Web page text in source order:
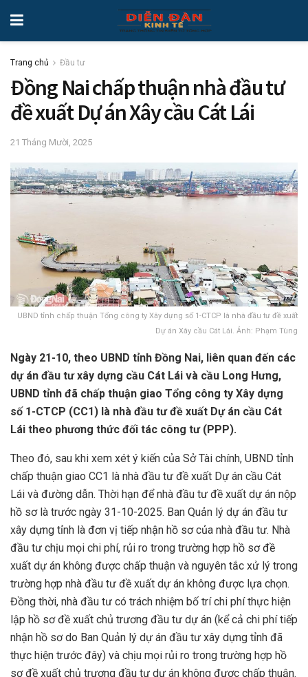
Trang chủ Đầu tư
Đồng Nai chấp thuận nhà đầu tư
đề xuất Dự án Xây cầu Cát Lái
21 Tháng Mười, 2025
UBND tỉnh chấp thuận Tổng công ty Xây dựng số 1-CTCP là nhà đầu tư đề xuất
Dự án Xây cầu Cát Lái. Ảnh: Phạm Tùng
Ngày 21-10, theo UBND tỉnh Đồng Nai, liên quan đến các
dự án đầu tư xây dựng cầu Cát Lái và cầu Long Hưng,
UBND tỉnh đã chấp thuận giao Tổng công ty Xây dựng
số 1-CTCP (CC1) là nhà đầu tư đề xuất Dự án cầu Cát
Lái theo phương thức đối tác công tư (PPP).
Theo đó, sau khi xem xét ý kiến của Sở Tài chính, UBND tỉnh
chấp thuận giao CC1 là nhà đầu tư đề xuất Dự án cầu Cát
Lái và đường dẫn. Thời hạn để nhà đầu tư đề xuất dự án nộp
hồ sơ là trước ngày 31-10-2025. Ban Quản lý dự án đầu tư
xây dựng tỉnh là đơn vị tiếp nhận hồ sơ của nhà đầu tư. Nhà
đầu tư chịu mọi chi phí, rủi ro trong trường hợp hồ sơ đề
xuất dự án không được chấp thuận và nguyên tắc xử lý trong
trường hợp nhà đầu tư đề xuất dự án không được lựa chọn.
Đồng thời, nhà đầu tư có trách nhiệm bố trí chi phí thực hiện
lập hồ sơ đề xuất chủ trương đầu tư dự án (kể cả chi phí tiếp
nhận hồ sơ do Ban Quản lý dự án đầu tư xây dựng tỉnh đã
thực hiện trước đây) và chịu mọi rủi ro trong trường hợp hồ
sơ đề xuất chủ trương đầu tư dự án không được chấp thuận.